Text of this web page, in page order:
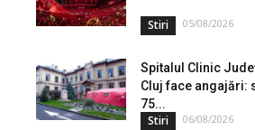
Stiri 05/08/2026
Spitalul Clinic
Cluj face angajări:
75...
Stiri 06/08/2026